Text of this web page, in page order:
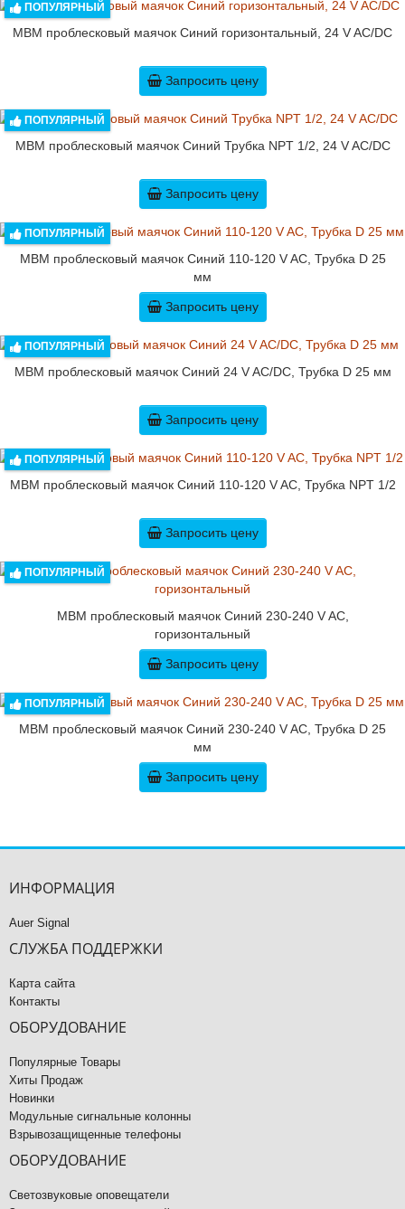
ПОПУЛЯРНЫЙ
MBM проблесковый маячок Синий горизонтальный, 24 V AC/DC
Запросить цену
ПОПУЛЯРНЫЙ
MBM проблесковый маячок Синий Трубка NPT 1/2, 24 V AC/DC
Запросить цену
ПОПУЛЯРНЫЙ
MBM проблесковый маячок Синий 110-120 V AC, Трубка D 25
мм
Запросить цену
ПОПУЛЯРНЫЙ
MBM проблесковый маячок Синий 24 V AC/DC, Трубка D 25 мм
Запросить цену
ПОПУЛЯРНЫЙ
MBM проблесковый маячок Синий 110-120 V AC, Трубка NPT 1/2
Запросить цену
ПОПУЛЯРНЫЙ
MBM проблесковый маячок Синий 230-240 V AC,
горизонтальный
Запросить цену
ПОПУЛЯРНЫЙ
MBM проблесковый маячок Синий 230-240 V AC, Трубка D 25
мм
Запросить цену
ИНФОРМАЦИЯ
Auer Signal
СЛУЖБА ПОДДЕРЖКИ
Карта сайта
Контакты
ОБОРУДОВАНИЕ
Популярные Товары
Хиты Продаж
Новинки
Модульные сигнальные колонны
Взрывозащищенные телефоны
ОБОРУДОВАНИЕ
Светозвуковые оповещатели